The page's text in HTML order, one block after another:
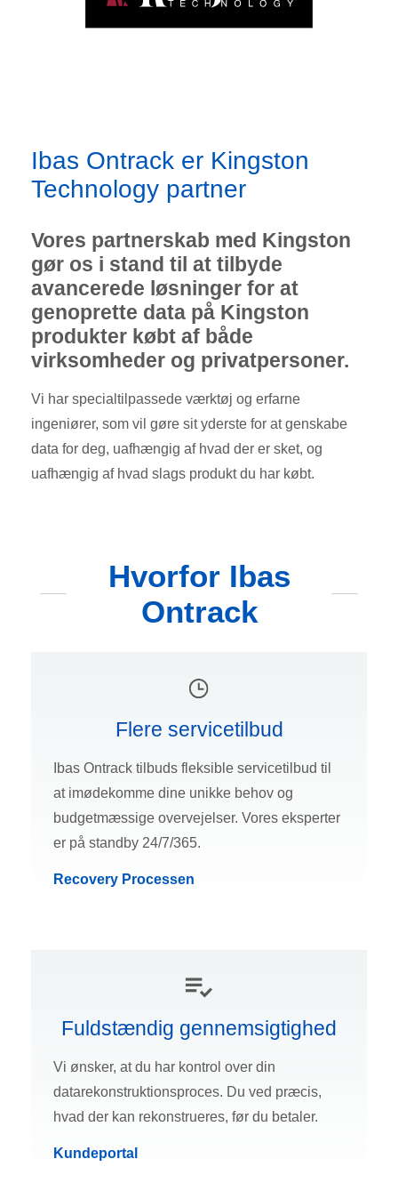
Ibas Ontrack er Kingston
Technology partner
Vores partnerskab med Kingston
gør os i stand til at tilbyde
avancerede løsninger for at
genoprette data på Kingston
produkter købt af både
virksomheder og privatpersoner.
Vi har specialtilpassede værktøj og erfarne
ingeniører, som vil gøre sit yderste for at genskabe
data for deg, uafhængig af hvad der er sket, og
uafhængig af hvad slags produkt du har købt.
Hvorfor Ibas
Ontrack
Flere servicetilbud
Ibas Ontrack tilbuds fleksible servicetilbud til
at imødekomme dine unikke behov og
budgetmæssige overvejelser. Vores eksperter
er på standby 24/7/365.
Recovery Processen
Fuldstændig gennemsigtighed
Vi ønsker, at du har kontrol over din
datarekonstruktionsproces. Du ved præcis,
hvad der kan rekonstrueres, før du betaler.
Kundeportal